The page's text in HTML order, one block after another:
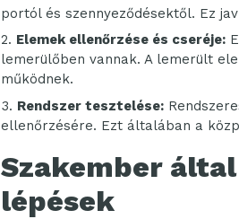
portól és szennyeződésektől. Ez
Elemek ellenőrzése és cseréje:
lemerülőben vannak. A lemerült
működnek.
Rendszer tesztelése:
ellenőrzésére. Ezt általában a
Szakember
lépések